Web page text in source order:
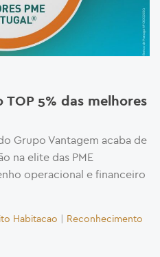
TOP 5% das melhores
Grupo Vantagem acaba de
na elite das PME
operacional e financeiro
Habitacao | Reconhecimento